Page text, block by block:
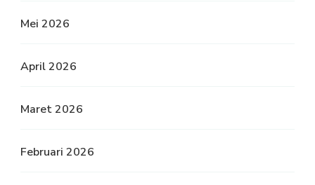
Mei 2026
April 2026
Maret 2026
Februari 2026